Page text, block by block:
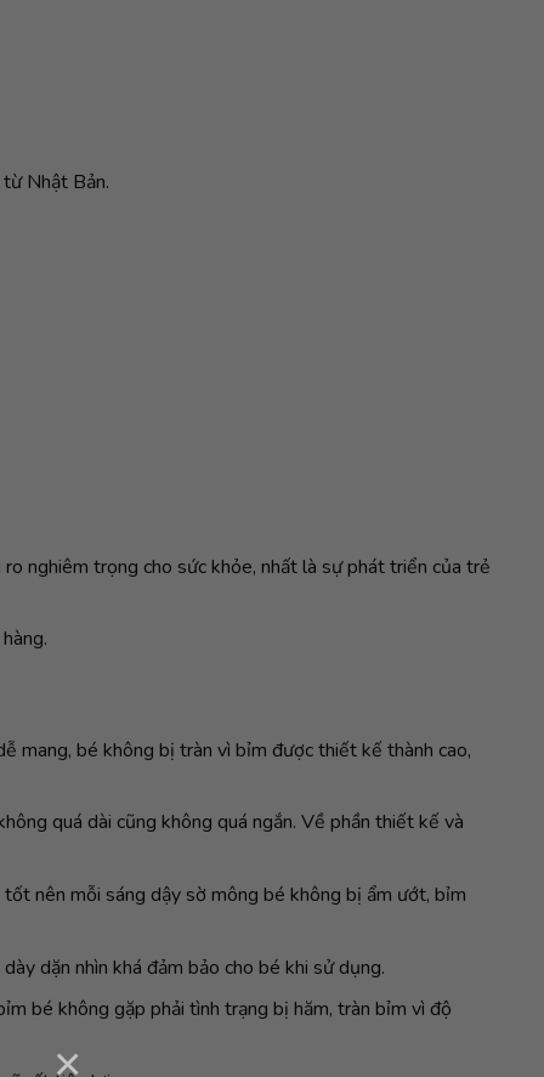
×
Nhật Bản.
nghiêm trọng cho sức khỏe, nhất là sự phát triển của trẻ
mang, bé không bị tràn vì bỉm được thiết kế thành cao,
quá dài cũng không quá ngắn. Về phần thiết kế và
nên mỗi sáng dậy sờ mông bé không bị ẩm ướt, bỉm
dặn nhìn khá đảm bảo cho bé khi sử dụng.
bé không gặp phải tình trạng bị hăm, tràn bỉm vì độ